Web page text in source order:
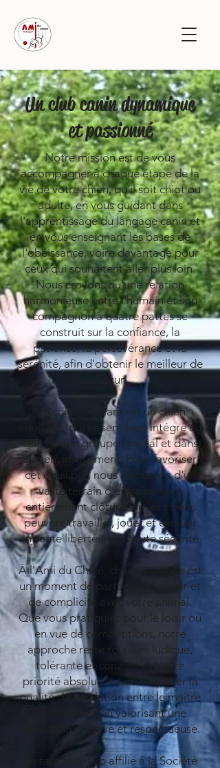
Un club canin dynamique
et passionné
Notre mission est de vous
accompagner à chaque étape de la
vie de votre chien, qu'il soit chiot ou
adulte, en vous guidant dans
l'apprentissage du langage canin et
en vous enseignant les bases de
l'obéissance, voire davantage pour
ceux qui souhaitent aller plus loin.
Nous croyons qu'une relation
harmonieuse entre l'humain et son
compagnon à quatre pattes se
construit sur la confiance, la
patience, la persévérance et la
sérénité, afin d'obtenir le meilleur de
chacun.
Un chien confiant est un chien
équilibré, qui se sent bien intégré au
sein de son groupe familial et dans
son environnement. Pour favoriser
cet équilibre, nous disposons d'un
vaste terrain d'entraînement
entièrement clôturé, où les chiens
peuvent travailler, jouer et évoluer
en toute liberté et en toute sécurité.
À l'Ami du Chien, chaque séance est
un moment de partage, de plaisir et
de complicité avec votre animal.
Que vous pratiquiez pour le loisir ou
en vue de compétitions, notre
approche reste toujours ludique,
tolérante et conviviale. Notre
priorité absolue est de renforcer la
qualité de la relation entre le maître
et son chien, en valorisant une
éducation positive et respectueuse.
En tant que club affilié à la Société